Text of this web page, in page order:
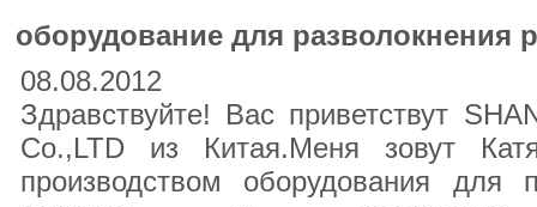
оборудование для разволокнения
08.08.2012
Здравствуйте! Вас приветствут
Co.,LTD из Китая.Меня зовут
производством оборудования для